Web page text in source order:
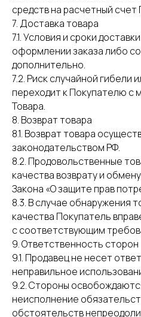
средств на расчетный счет
7. Доставка товара
7.1. Условия и сроки
оформлении заказа либо
дополнительно.
7.2. Риск случайной гибели
переходит к Покупателю с
Товара.
8. Возврат товара
8.1. Возврат товара
законодательством РФ.
8.2. Продовольственные
качества возврату и
Закона «О защите прав
8.3. В случае обнаружения
качества Покупатель
с соответствующим
9. Ответственность сторон
9.1. Продавец не несет
неправильное
9.2. Стороны
неисполнение
обстоятельств
По вопросам сотрудничества:
tver-sladosti@yandex.ru
Каталог О нас Отзывы